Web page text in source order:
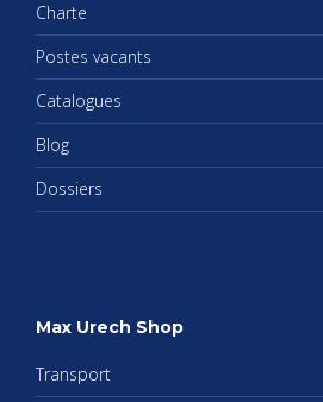
Charte
Postes vacants
Cata­logues
Blog
Dos­siers
Max Urech Shop
Trans­port